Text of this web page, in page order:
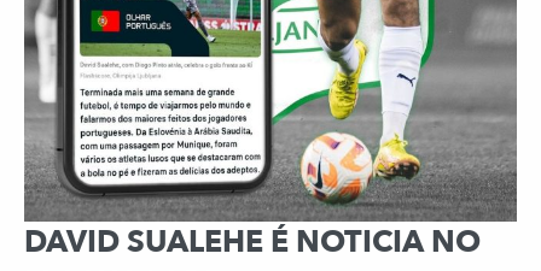
DAVID SUALEHE É NOTICIA NO